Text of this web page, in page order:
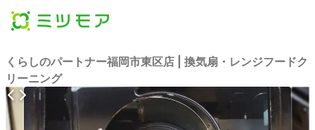
くらしのパートナー福岡市東区店 | 換気扇・レンジフードク
リーニング